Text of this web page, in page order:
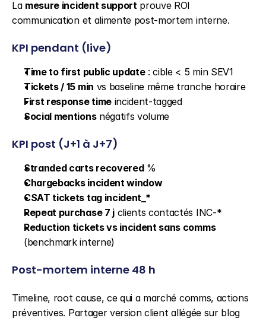
La mesure incident support prouve ROI
communication et alimente post-mortem interne.
KPI pendant (live)
Time to first public update : cible < 5 min SEV1
Tickets / 15 min vs baseline même tranche horaire
First response time incident-tagged
Social mentions négatifs volume
KPI post (J+1 à J+7)
Stranded carts recovered %
Chargebacks incident window
CSAT tickets tag incident_*
Repeat purchase 7 j clients contactés INC-*
Reduction tickets vs incident sans comms
(benchmark interne)
Post-mortem interne 48 h
Timeline, root cause, ce qui a marché comms, actions
préventives. Partager version client allégée sur blog